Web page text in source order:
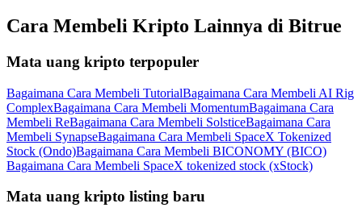
Cara Membeli Kripto Lainnya di Bitrue
Mata uang kripto terpopuler
Bagaimana Cara Membeli TutorialBagaimana Cara Membeli AI Rig
ComplexBagaimana Cara Membeli MomentumBagaimana Cara
Membeli ReBagaimana Cara Membeli SolsticeBagaimana Cara
Membeli SynapseBagaimana Cara Membeli SpaceX Tokenized
Stock (Ondo)Bagaimana Cara Membeli BICONOMY (BICO)
Bagaimana Cara Membeli SpaceX tokenized stock (xStock)
Mata uang kripto listing baru